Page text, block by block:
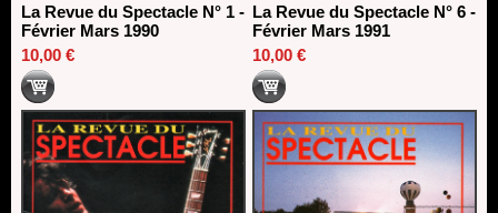
La Revue du Spectacle N° 1 -
Février Mars 1990
10,00 €
La Revue du Spectacle N° 6 -
Février Mars 1991
10,00 €